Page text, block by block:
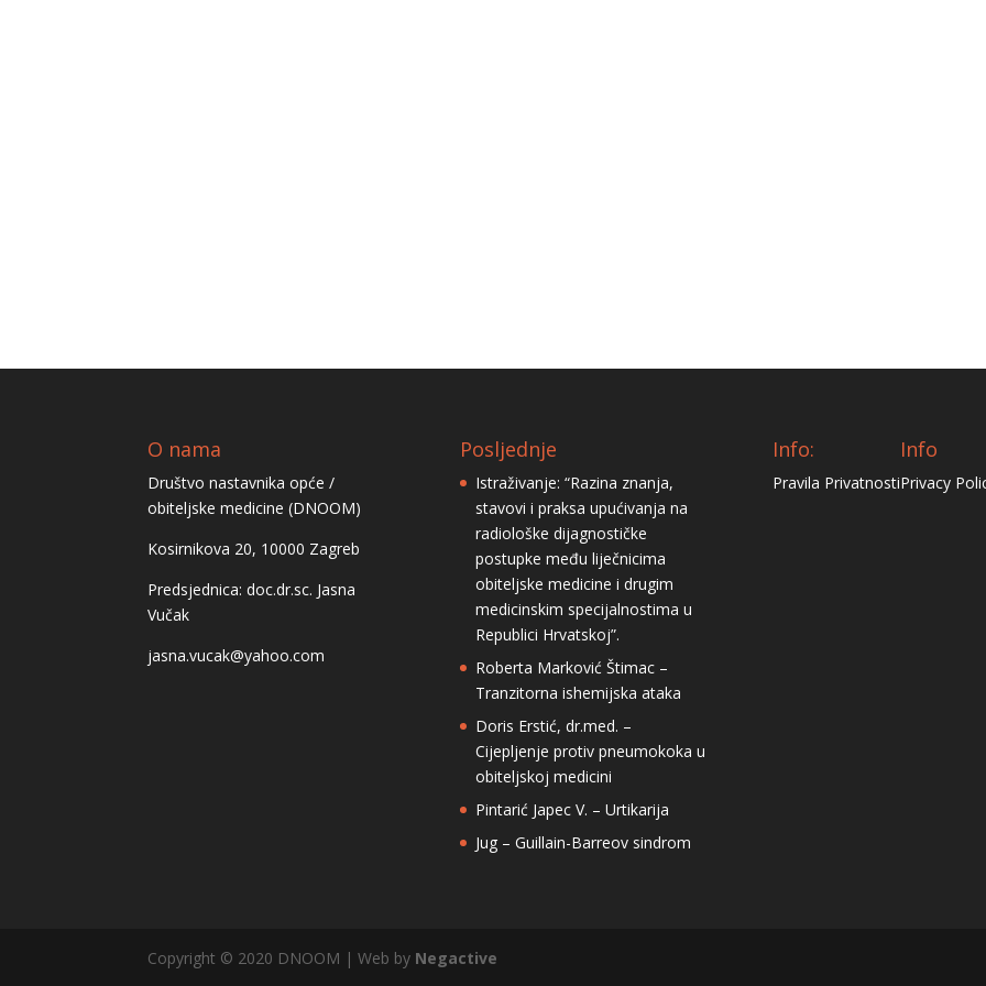
O nama
Društvo nastavnika opće /
obiteljske medicine (DNOOM)
Kosirnikova 20, 10000 Zagreb
Predsjednica: doc.dr.sc. Jasna
Vučak
jasna.vucak@yahoo.com
Posljednje
Istraživanje: “Razina znanja,
stavovi i praksa upućivanja na
radiološke dijagnostičke
postupke među liječnicima
obiteljske medicine i drugim
medicinskim specijalnostima u
Republici Hrvatskoj”.
Roberta Marković Štimac –
Tranzitorna ishemijska ataka
Doris Erstić, dr.med. –
Cijepljenje protiv pneumokoka u
obiteljskoj medicini
Pintarić Japec V. – Urtikarija
Jug – Guillain-Barreov sindrom
Info:
Pravila Privatnosti
Info
Privacy
Copyright © 2020 DNOOM | Web by Negactive